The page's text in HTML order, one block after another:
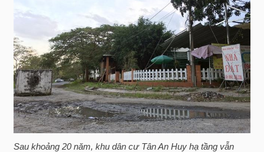
Sau khoảng 20 năm, khu dân cư Tân An Huy hạ tầng vẫn
TÀI
CHÍNH
HÀNG
HÓA